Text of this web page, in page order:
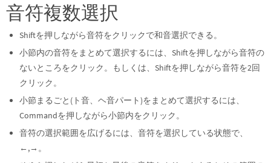
音符複数選択
Shiftを押しながら音符をクリックで和音選択できる。
小節内の音符をまとめて選択するには、Shiftを押しながら音符の
ないところをクリック。もしくは、Shiftを押しながら音符を2回
クリック。
小節まるごと(ト音、ヘ音パート)をまとめて選択するには、
Commandを押しながら小節内をクリック。
音符の選択範囲を広げるには、音符を選択している状態で、
←,→。